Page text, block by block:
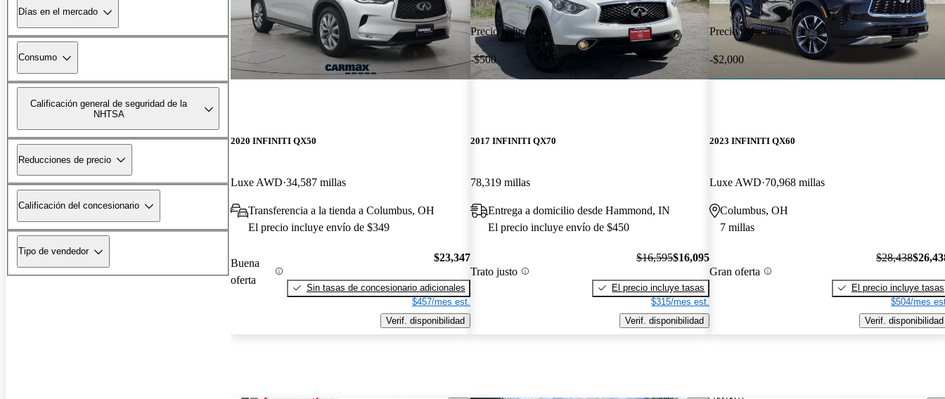
Días en el mercado
Consumo
Calificación general de seguridad de la
NHTSA
Reducciones de precio
Calificación del concesionario
Tipo de vendedor
2020 INFINITI QX50
Luxe AWD 34,587 millas
Transferencia a la tienda a Columbus, OH
El precio incluye envío de $349
Buena
oferta
$23,347
Sin tasas de concesionario adicionales
$457/mes est.
Verif. disponibilidad
Precio reducido
-$500
2017 INFINITI QX70
78,319 millas
Entrega a domicilio desde Hammond, IN
El precio incluye envío de $450
Trato justo
$16,595$16,095
El precio incluye tasas
$315/mes est.
Verif. disponibilidad
Precio reducido
-$2,000
2023 INFINITI QX60
Luxe AWD 70,968 millas
Columbus, OH
7 millas
Gran oferta
$28,438
El precio incluye tasas
$504/mes
Verif. disponibilidad